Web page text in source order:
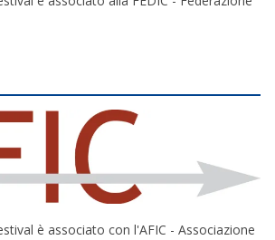
è associato con l'AFIC - Associazione